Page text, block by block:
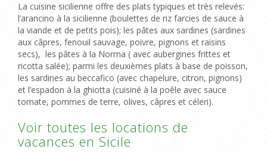
La cuisine sicilienne offre des plats typiques et très relevés:
l’arancino à la sicilienne (boulettes de riz farcies de sauce à
la viande et de petits pois); les pâtes aux sardines (sardines
aux câpres, fenouil sauvage, poivre, pignons et raisins
secs), les pâtes à la Norma ( avec aubergines frittes et
ricotta salée); parmi les deuxièmes plats à base de poisson,
les sardines au beccafico (avec chapelure, citron, pignons)
et l’espadon à la ghiotta (cuisiné à la poêle avec sauce
tomate, pommes de terre, olives, câpres et céleri).
Voir toutes les locations de
vacances en Sicile